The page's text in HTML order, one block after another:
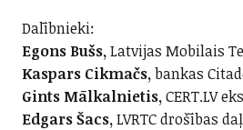
Dalībnieki:
Egons Bušs,Latvijas Mobilais
Kaspars Cikmačs,bankas
Gints Mālkalnietis,CERT.LV
Edgars Šacs,LVRTC drošības